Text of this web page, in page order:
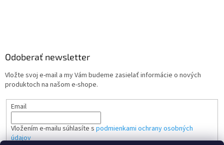
Odoberať newsletter
Vložte svoj e-mail a my Vám budeme zasielať informácie o nových
produktoch na našom e-shope.
Email
Vložením e-mailu súhlasíte s podmienkami ochrany osobných
údajov